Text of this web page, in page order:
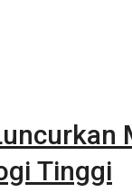
Tinggi